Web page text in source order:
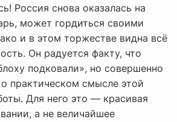
Россия снова оказалась на
может гордиться своими
и в этом торжестве видна всё
Он радуется факту, что
подковали», но совершенно
практическом смысле этой
Для него это — красивая
а не величайшее